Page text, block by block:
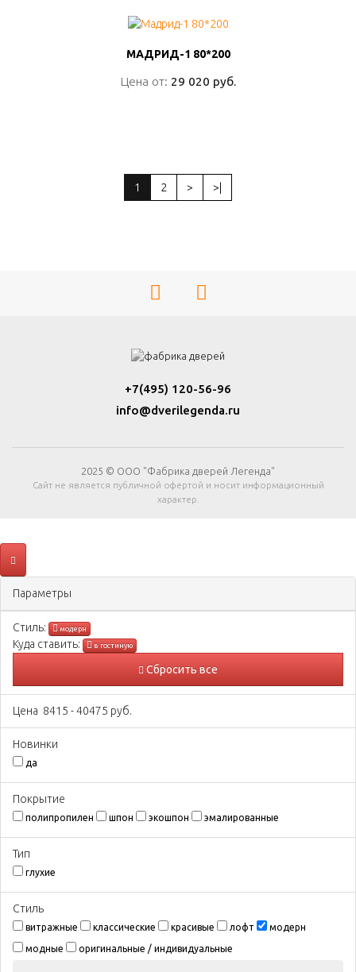
МАДРИД-1 80*200
Цена от: 29 020 руб.
МАДРИД-1 80*200
Цена от: 29 020 руб.
1 2 > >|
+7(495) 120-56-96
info@dverilegenda.ru
2025 © ООО "Фабрика дверей Легенда"
Сайт не является публичной офертой и носит информационный
характер.
Параметры
Стиль: модерн
Куда ставить: в гостиную
Сбросить все
Цена 8415 -40475 руб.
Новинки
да
Покрытиe
полипропилен шпон экошпон эмалированные
Тип
глухие
Стиль
витражные классические красивые лофт модерн
модные оригинальные / индивидуальные